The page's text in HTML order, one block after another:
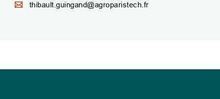
thibault.guingand@agroparistech.fr